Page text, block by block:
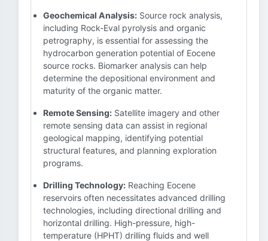
Geochemical Analysis: Source rock analysis,
including Rock-Eval pyrolysis and organic
petrography, is essential for assessing the
hydrocarbon generation potential of Eocene
source rocks. Biomarker analysis can help
determine the depositional environment and
maturity of the organic matter.
Remote Sensing: Satellite imagery and other
remote sensing data can assist in regional
geological mapping, identifying potential
structural features, and planning exploration
programs.
Drilling Technology: Reaching Eocene
reservoirs often necessitates advanced drilling
technologies, including directional drilling and
horizontal drilling. High-pressure, high-
temperature (HPHT) drilling fluids and well